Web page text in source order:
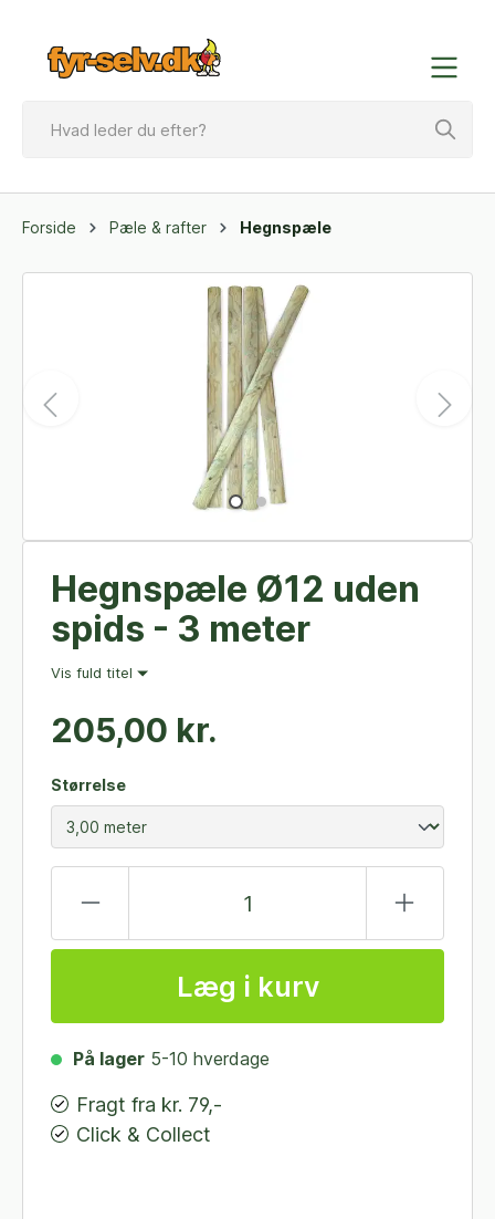
Forside Pæle & rafter Hegnspæle
Hegnspæle Ø12 uden
spids - 3 meter
Vis fuld titel
205,00 kr.
Størrelse
Læg i kurv
På lager 5-10 hverdage
Fragt fra kr. 79,-
Click & Collect